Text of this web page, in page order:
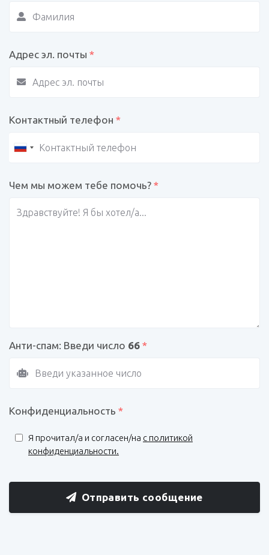
Адрес эл. почты *
Контактный телефон *
Чем мы можем тебе помочь? *
Анти-спам: Введи число 66 *
Конфиденциальность *
Я прочитал/a и согласен/на с политикой
конфиденциальности.
Отправить сообщение